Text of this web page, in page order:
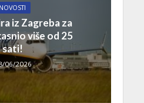
NOVOSTI
iz Zagreba za
više od 25
sati!
06/2026